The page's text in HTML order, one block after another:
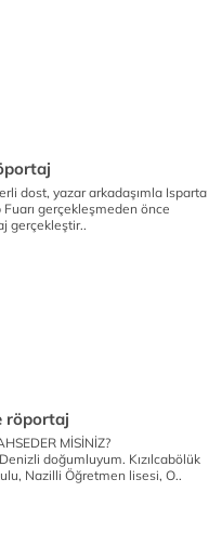
dost, yazar arkadaşımla Isparta
gerçekleşmeden önce
gerçekleştir..
röportaj
MİSİNİZ?
doğumluyum. Kızılcabölük
Nazilli Öğretmen lisesi, O..